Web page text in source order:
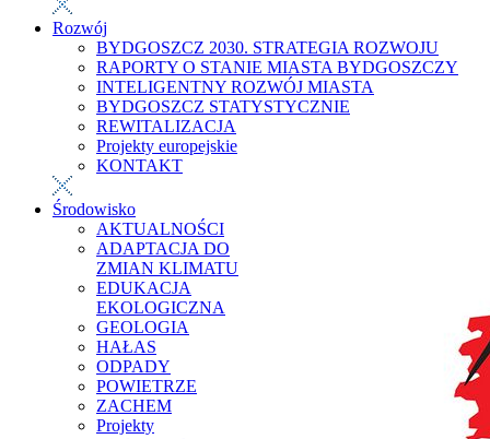
Rozwój
BYDGOSZCZ 2030. STRATEGIA ROZWOJU
RAPORTY O STANIE MIASTA BYDGOSZCZY
INTELIGENTNY ROZWÓJ MIASTA
BYDGOSZCZ STATYSTYCZNIE
REWITALIZACJA
Projekty europejskie
KONTAKT
Środowisko
AKTUALNOŚCI
ADAPTACJA DO
ZMIAN KLIMATU
EDUKACJA
EKOLOGICZNA
GEOLOGIA
HAŁAS
ODPADY
POWIETRZE
ZACHEM
Projekty